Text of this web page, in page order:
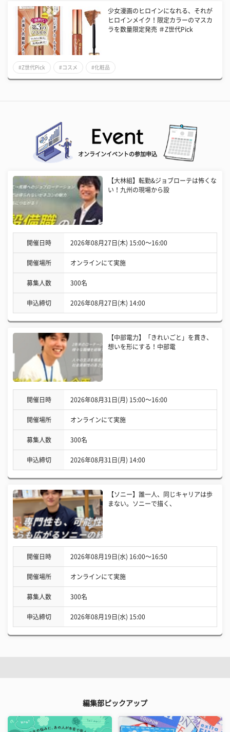
少女漫画のヒロインになれる、それが
ヒロインメイク！限定カラーのマスカ
ラを数量限定発売 ＃Z世代Pick
#Z世代Pick #コスメ #化粧品
オンラインイベントの参加申込
【大林組】転勤&ジョブローテは怖くな
い！九州の現場から設
開催日時 2026年08月27日(木) 15:00〜16:00
開催場所 オンラインにて実施
募集人数 300名
申込締切 2026年08月27日(木) 14:00
【中部電力】「きれいごと」を貫き、
想いを形にする！中部電
開催日時 2026年08月31日(月) 15:00〜16:00
開催場所 オンラインにて実施
募集人数 300名
申込締切 2026年08月31日(月) 14:00
【ソニー】誰一人、同じキャリアは歩
まない。ソニーで描く、
開催日時 2026年08月19日(水) 16:00〜16:50
開催場所 オンラインにて実施
募集人数 300名
申込締切 2026年08月19日(水) 15:00
編集部ピックアップ